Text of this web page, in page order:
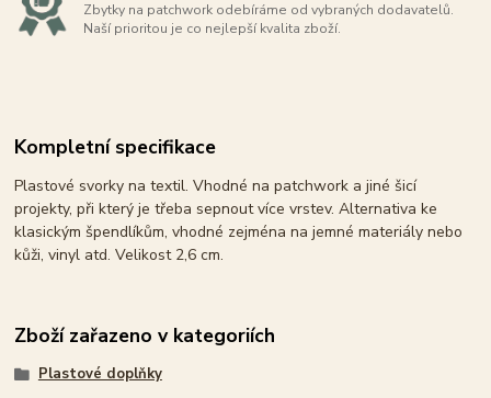
Zbytky na patchwork odebíráme od vybraných dodavatelů.
Naší prioritou je co nejlepší kvalita zboží.
Kompletní specifikace
Plastové svorky na textil. Vhodné na patchwork a jiné šicí
projekty, při který je třeba sepnout více vrstev. Alternativa ke
klasickým špendlíkům, vhodné zejména na jemné materiály nebo
kůži, vinyl atd. Velikost 2,6 cm.
Zboží zařazeno v kategoriích
Plastové doplňky